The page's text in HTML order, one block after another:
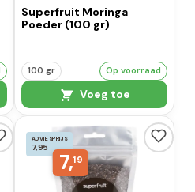
Superfruit Moringa
Poeder (100 gr)
100 gr Op voorraad
Voeg toe
ADVIESPRIJS
7,95
7,19